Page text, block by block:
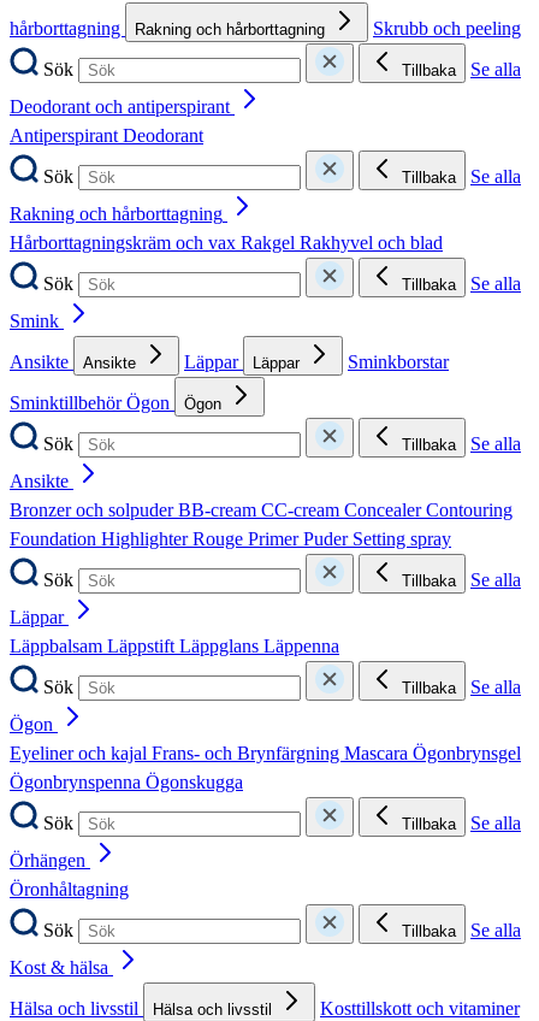
hårborttagning
Rakning och hårborttagning
Skrubb och peeling
Sök
Tillbaka
Se alla
Deodorant och antiperspirant
AntiperspirantDeodorant
Sök
Tillbaka
Se alla
Rakning och hårborttagning
Hårborttagningskräm och vax Rakgel Rakhyvel och blad
Sök
Tillbaka
Se alla
Smink
Ansikte
Ansikte Läppar Läppar
Sminkborstar
SminktillbehörÖgon Ögon
Sök Tillbaka
Se alla
Ansikte
Bronzer och solpuderBB-cream CC-cream ConcealerContouring
Foundation HighlighterRouge PrimerPuder Setting spray
Sök
Tillbaka
Se alla
Läppar
Läppbalsam LäppstiftLäppglans Läppenna
Sök
Tillbaka
Se alla
Ögon
Eyeliner och kajal Frans- och Brynfärgning Mascara Ögonbrynsgel
Ögonbrynspenna Ögonskugga
Sök
Tillbaka
Se alla
Örhängen
Öronhåltagning
Sök
Tillbaka
Se alla
Kost & hälsa
Hälsa och livsstil
Hälsa och livsstil Kosttillskott och vitaminer